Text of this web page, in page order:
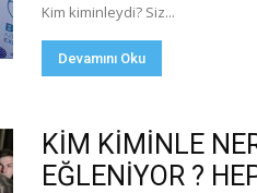
Kim kiminleydi? Siz...
Devamını Oku
KİM KİMİNLE
EĞLENİYOR ?